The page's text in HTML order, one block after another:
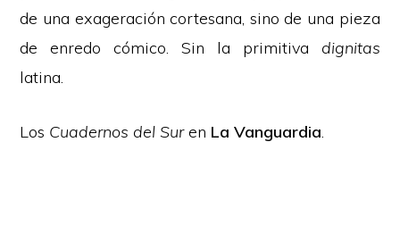
de una exageración cortesana, sino de una pieza
de enredo cómico. Sin la primitiva dignitas
latina.
Los Cuadernos del Suren La Vanguardia.